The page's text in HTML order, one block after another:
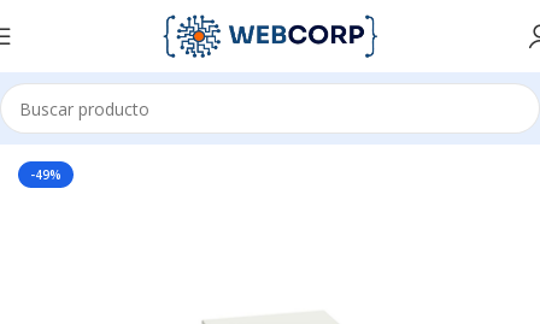
Inicio REDES CABLEADO ESTRUCTURADO CONECTORES
-49%